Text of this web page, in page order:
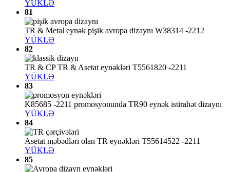
YÜKLƏ
81
TR & Metal eynək pişik avropa dizaynı W38314 -2212
YÜKLƏ
82
TR & CP TR & Asetat eynəkləri T5561820 -2211
YÜKLƏ
83
K85685 -2211 promosyonunda TR90 eynək istirahət dizaynı
YÜKLƏ
84
Asetat məbədləri olan TR eynəkləri T55614522 -2211
YÜKLƏ
85